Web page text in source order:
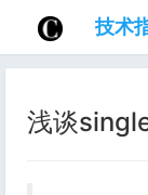
技术
浅谈